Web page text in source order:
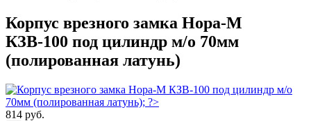
Корпус врезного замка Нора-М
КЗВ-100 под цилиндр м/о 70мм
(полированная латунь)
814 руб.